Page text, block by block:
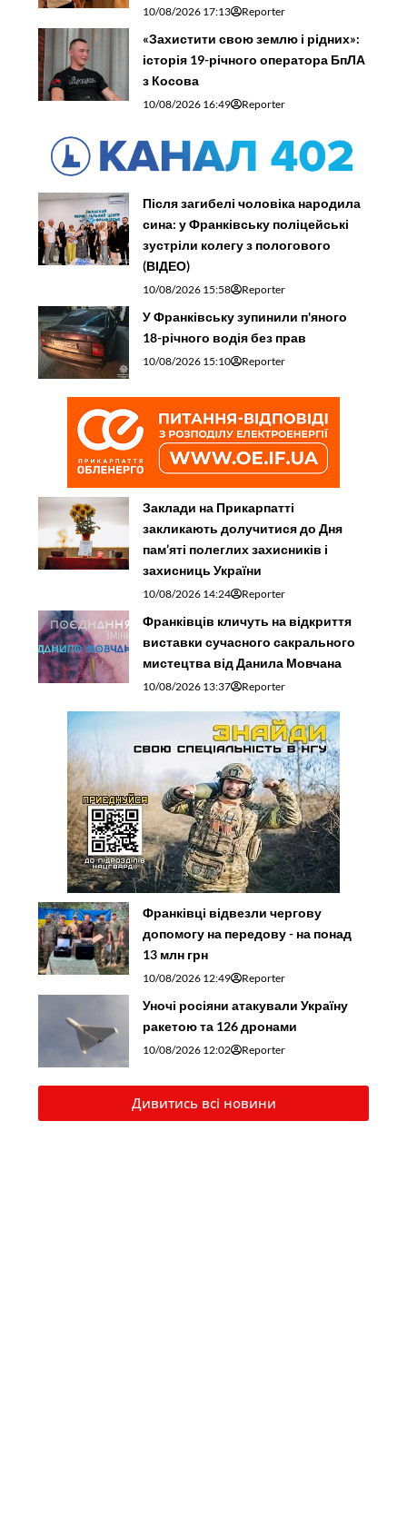
10/08/2026 17:13 Reporter
«Захистити свою землю і рідних»:
історія 19-річного оператора БпЛА
з Косова
10/08/2026 16:49 Reporter
Після загибелі чоловіка народила
сина: у Франківську поліцейські
зустріли колегу з пологового
(ВІДЕО)
10/08/2026 15:58 Reporter
У Франківську зупинили п'яного
18-річного водія без прав
10/08/2026 15:10 Reporter
Заклади на Прикарпатті
закликають долучитися до Дня
пам’яті полеглих захисників і
захисниць України
10/08/2026 14:24 Reporter
Франківців кличуть на відкриття
виставки сучасного сакрального
мистецтва від Данила Мовчана
10/08/2026 13:37 Reporter
Франківці відвезли чергову
допомогу на передову - на понад
13 млн грн
10/08/2026 12:49 Reporter
Уночі росіяни атакували Україну
ракетою та 126 дронами
10/08/2026 12:02 Reporter
Дивитись всі новини